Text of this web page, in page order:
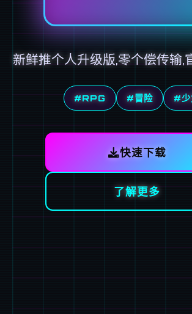
新鲜推个人升级版,零个偿传输,
#RPG #冒险 #少
快速下载
了解更多